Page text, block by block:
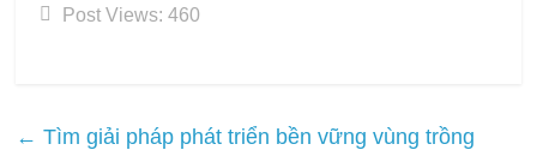
Post Views: 460
← Tìm giải pháp phát triển bền vững vùng trồng